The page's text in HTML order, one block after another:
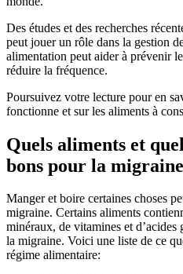
Des études et des recherches
peut jouer un rôle dans la gestion
alimentation peut aider à prévenir
réduire la fréquence.
Poursuivez votre lecture pour en
fonctionne et sur les aliments à
Quels aliments et
bons pour la
Manger et boire certaines choses
migraine. Certains aliments
minéraux, de vitamines et
la migraine. Voici une liste de ce
régime alimentaire: